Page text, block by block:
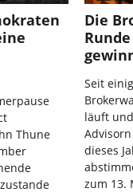
Thune
Die
Seit
läuft
dieses
zum 13.